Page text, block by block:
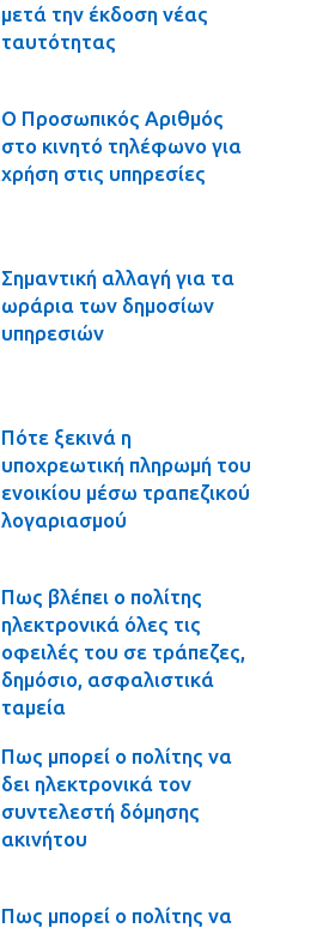
μετά την έκδοση νέας
ταυτότητας
Ο Προσωπικός Αριθμός
στο κινητό τηλέφωνο για
χρήση στις υπηρεσίες
Σημαντική αλλαγή για τα
ωράρια των δημοσίων
υπηρεσιών
Πότε ξεκινά η
υποχρεωτική πληρωμή του
ενοικίου μέσω τραπεζικού
λογαριασμού
Πως βλέπει ο πολίτης
ηλεκτρονικά όλες τις
οφειλές του σε τράπεζες,
δημόσιο, ασφαλιστικά
ταμεία
Πως μπορεί ο πολίτης να
δει ηλεκτρονικά τον
συντελεστή δόμησης
ακινήτου
Πως μπορεί ο πολίτης να